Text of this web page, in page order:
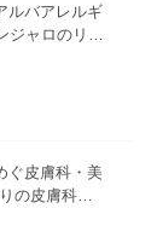
ルバアレルギ
ャロのリア
ぐ皮膚科・美
の皮膚科